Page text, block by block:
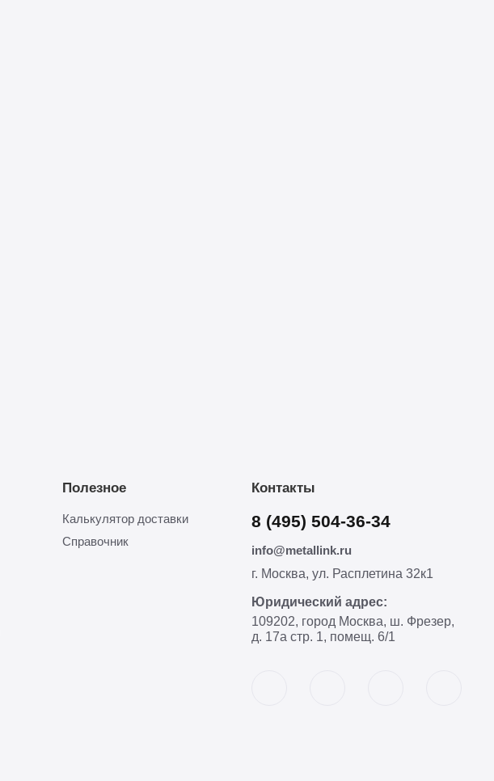
Полезное
Калькулятор доставки
Справочник
Контакты
8 (495) 504-36-34
info@metallink.ru
г. Москва, ул. Расплетина 32к1
Юридический адрес:
109202, город Москва, ш. Фрезер,
д. 17а стр. 1, помещ. 6/1